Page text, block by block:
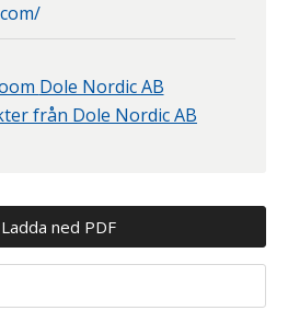
Dole Nordic AB
från Dole Nordic AB
Ladda ned PDF